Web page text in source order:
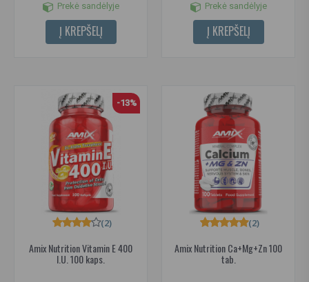
Prekė sandėlyje
Į KREPŠELĮ
Prekė sandėlyje
Į KREPŠELĮ
-13%
Amix Nutrition Vitamin E 400
I.U. 100 kaps.
(2)
Amix Nutrition Ca+Mg+Zn 100
tab.
(2)